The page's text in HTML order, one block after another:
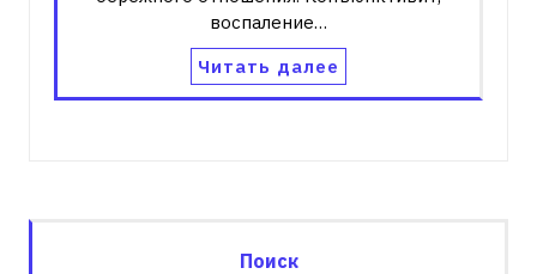
воспаление…
Читать далее
Поиск